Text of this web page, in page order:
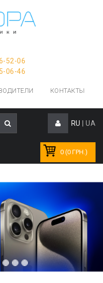
52-06
06-46
КОНТАКТЫ
RU UA
0 (0 ГРН.)